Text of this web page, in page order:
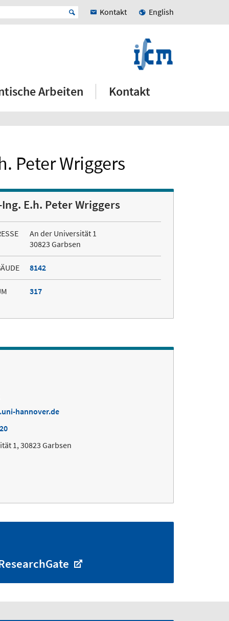
Kontakt English
Arbeiten Kontakt
Peter Wriggers
E.h. Peter Wriggers
An der Universität 1
30823 Garbsen
8142
317
hannover.de
1, 30823 Garbsen